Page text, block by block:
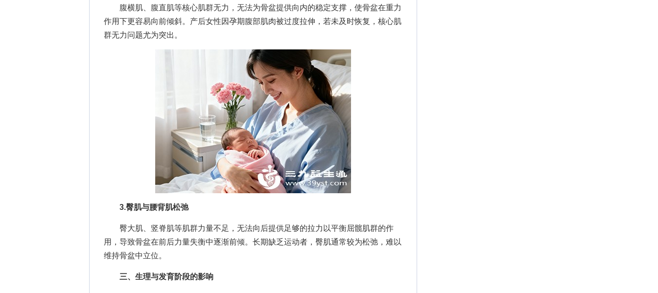
腹横肌、腹直肌等核心肌群无力，无法为骨盆提供向内的稳定支撑，使骨盆在重力
作用下更容易向前倾斜。产后女性因孕期腹部肌肉被过度拉伸，若未及时恢复，核心肌
群无力问题尤为突出。
3.臀肌与腰背肌松弛
臀大肌、竖脊肌等肌群力量不足，无法向后提供足够的拉力以平衡屈髋肌群的作
用，导致骨盆在前后力量失衡中逐渐前倾。长期缺乏运动者，臀肌通常较为松弛，难以
维持骨盆中立位。
三、生理与发育阶段的影响